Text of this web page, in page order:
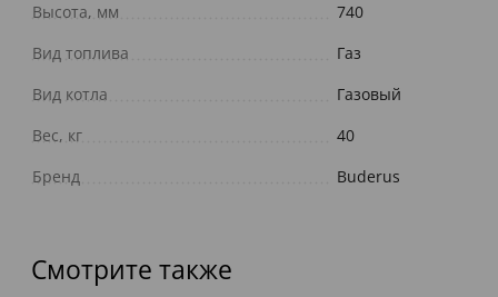
Высота, мм
740
Вид топлива
Газ
Вид котла
Газовый
Вес, кг
40
Бренд
Buderus
Смотрите также